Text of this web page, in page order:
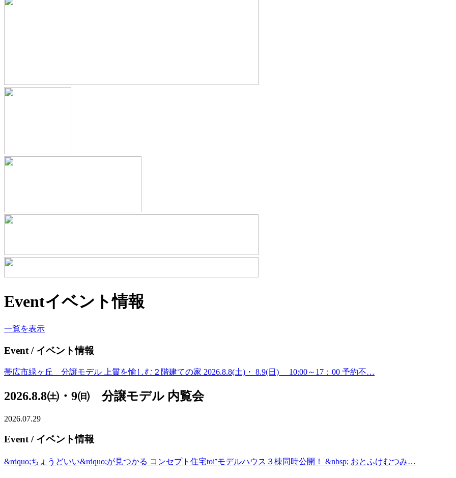
Eventイベント情報
一覧を表示
Event / イベント情報
帯広市緑ヶ丘 分譲モデル 上質を愉しむ２階建ての家 2026.8.8(土)・ 8.9(日) 10:00～17：00 予約不…
2026.8.8㈯・9㈰ 分譲モデル 内覧会
2026.07.29
Event/ イベント情報
&rdquo;ちょうどいい&rdquo;が見つかる コンセプト住宅toi⁺モデルハウス３棟同時公開！ &nbsp; おとふけむつみ…